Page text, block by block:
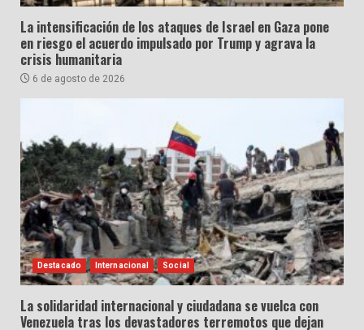
La intensificación de los ataques de Israel en Gaza pone
en riesgo el acuerdo impulsado por Trump y agrava la
crisis humanitaria
6 de agosto de 2026
Destacado Internacional Social
La solidaridad internacional y ciudadana se vuelca con
Venezuela tras los devastadores terremotos que dejan